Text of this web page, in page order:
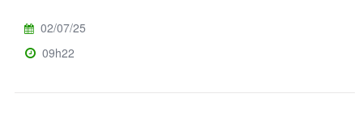
02/07/25
09h22